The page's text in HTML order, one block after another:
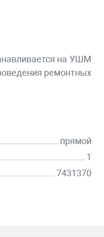
на УШМ
ремонтных
прямой
1
7431370